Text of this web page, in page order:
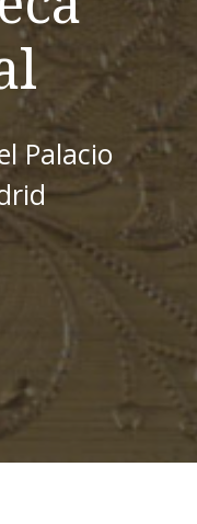
Palacio